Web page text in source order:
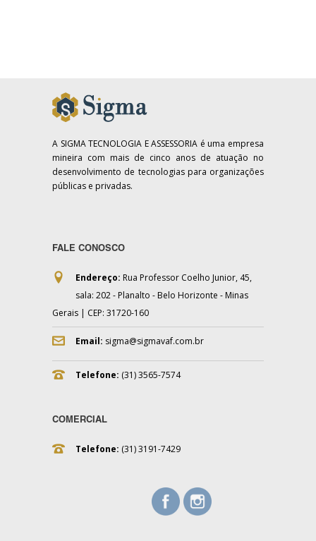
A SIGMA TECNOLOGIA E ASSESSORIA é uma empresa
mineira com mais de cinco anos de atuação no
desenvolvimento de tecnologias para organizações
públicas e privadas.
FALE CONOSCO
Endereço: Rua Professor Coelho Junior, 45,
sala: 202 - Planalto - Belo Horizonte - Minas
Gerais | CEP: 31720-160
Email: sigma@sigmavaf.com.br
Telefone: (31) 3565-7574
COMERCIAL
Telefone: (31) 3191-7429